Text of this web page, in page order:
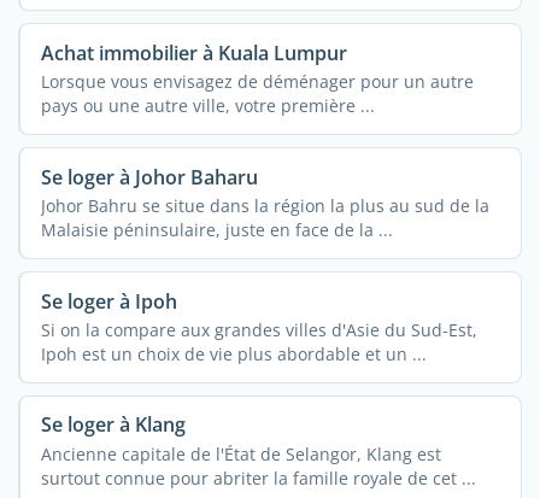
Achat immobilier à Kuala Lumpur
Lorsque vous envisagez de déménager pour un autre
pays ou une autre ville, votre première ...
Se loger à Johor Baharu
Johor Bahru se situe dans la région la plus au sud de la
Malaisie péninsulaire, juste en face de la ...
Se loger à Ipoh
Si on la compare aux grandes villes d'Asie du Sud-Est,
Ipoh est un choix de vie plus abordable et un ...
Se loger à Klang
Ancienne capitale de l'État de Selangor, Klang est
surtout connue pour abriter la famille royale de cet ...